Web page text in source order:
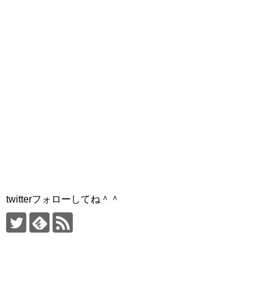
twitterフォローしてね＾＾